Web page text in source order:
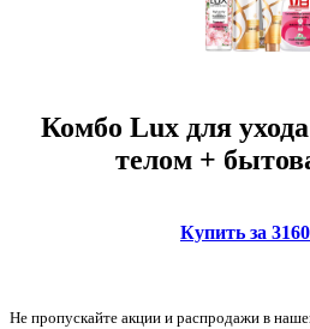
Комбо Lux для
телом +
Купить за
Не пропускайте акции и распродажи в